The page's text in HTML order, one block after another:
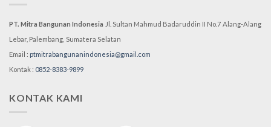
PT. Mitra Bangunan Indonesia Jl. Sultan Mahmud Badaruddin II No.7 Alang-Alang
Lebar, Palembang, Sumatera Selatan
Email : ptmitrabangunanindonesia@gmail.com
Kontak : 0852-8383-9899
KONTAK KAMI